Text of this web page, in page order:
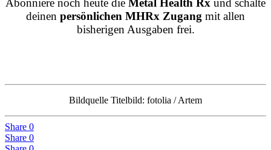
Abonniere noch heute die Metal Health Rx und schalte
deinen persönlichen MHRx Zugang mit allen
bisherigen Ausgaben frei.
Bildquelle Titelbild: fotolia / Artem
Share 0
Share 0